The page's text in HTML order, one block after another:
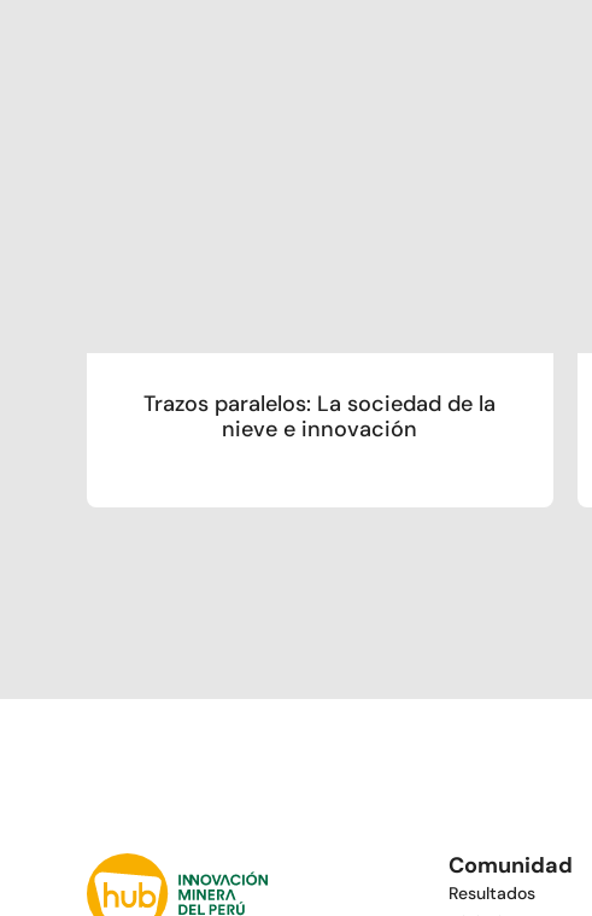
Trazos paralelos: La sociedad de la
nieve e innovación
Comunidad
Resultados